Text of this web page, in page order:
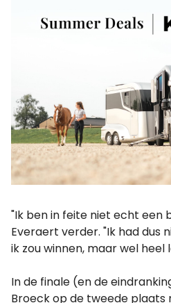
"Ik ben in feite niet echt een
Everaert verder. "Ik had dus
ik zou winnen, maar wel heel
In de finale (en de
Broeck op de tweede plaats